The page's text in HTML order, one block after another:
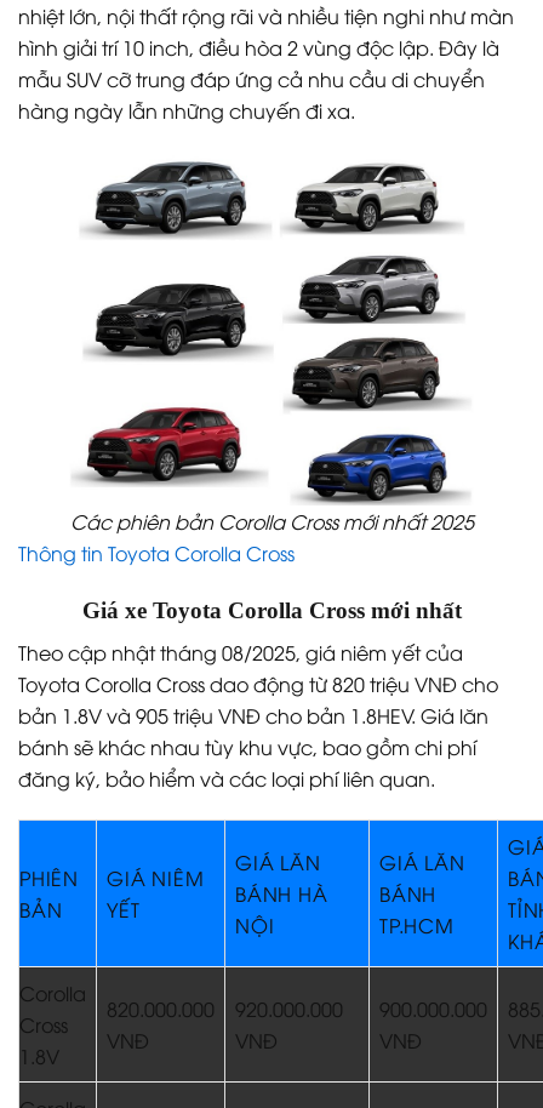
nhiệt lớn, nội thất rộng rãi và nhiều tiện nghi như màn
hình giải trí 10 inch, điều hòa 2 vùng độc lập. Đây là
mẫu SUV cỡ trung đáp ứng cả nhu cầu di chuyển
hàng ngày lẫn những chuyến đi xa.
Các phiên bản Corolla Cross mới nhất 2025
Thông tin Toyota Corolla Cross
Giá xe Toyota Corolla Cross mới nhất
Theo cập nhật tháng 08/2025, giá niêm yết của
Toyota Corolla Cross dao động từ 820 triệu VNĐ cho
bản 1.8V và 905 triệu VNĐ cho bản 1.8HEV. Giá lăn
bánh sẽ khác nhau tùy khu vực, bao gồm chi phí
đăng ký, bảo hiểm và các loại phí liên quan.
PHIÊN
BẢN
GIÁ NIÊM
YẾT
GIÁ LĂN
BÁNH HÀ
NỘI
GIÁ LĂN
BÁNH
TP.HCM
Corolla
Cross
1.8V
820.000.000
VNĐ
920.000.000
VNĐ
900.000.000
VNĐ